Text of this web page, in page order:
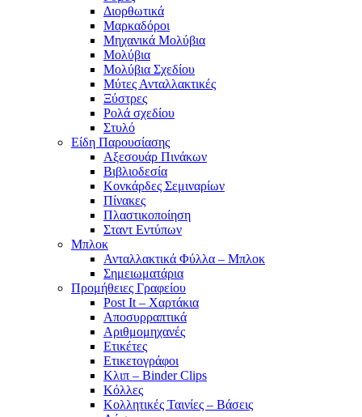
Διορθωτικά
Μαρκαδόροι
Μηχανικά Μολύβια
Μολύβια
Μολύβια Σχεδίου
Μύτες Ανταλλακτικές
Ξύστρες
Ρολά σχεδίου
Στυλό
Είδη Παρουσίασης
Αξεσουάρ Πινάκων
Βιβλιοδεσία
Κονκάρδες Σεμιναρίων
Πίνακες
Πλαστικοποίηση
Σταντ Εντύπων
Μπλοκ
Ανταλλακτικά Φύλλα – Μπλοκ
Σημειωματάρια
Προμήθειες Γραφείου
Post It – Χαρτάκια
Αποσυρραπτικά
Αριθμομηχανές
Ετικέτες
Ετικετογράφοι
Κλιπ – Binder Clips
Κόλλες
Κολλητικές Ταινίες – Βάσεις